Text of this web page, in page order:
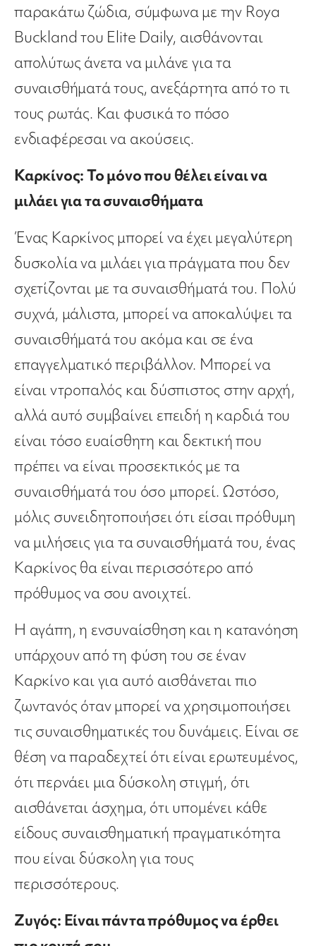
παρακάτω ζώδια, σύμφωνα με την Roya
Buckland του Elite Daily, αισθάνονται
απολύτως άνετα να μιλάνε για τα
συναισθήματά τους, ανεξάρτητα από το τι
τους ρωτάς. Και φυσικά το πόσο
ενδιαφέρεσαι να ακούσεις.
Καρκίνος: Το μόνο που θέλει είναι να
μιλάει για τα συναισθήματα
Ένας Καρκίνος μπορεί να έχει μεγαλύτερη
δυσκολία να μιλάει για πράγματα που δεν
σχετίζονται με τα συναισθήματά του. Πολύ
συχνά, μάλιστα, μπορεί να αποκαλύψει τα
συναισθήματά του ακόμα και σε ένα
επαγγελματικό περιβάλλον. Μπορεί να
είναι ντροπαλός και δύσπιστος στην αρχή,
αλλά αυτό συμβαίνει επειδή η καρδιά του
είναι τόσο ευαίσθητη και δεκτική που
πρέπει να είναι προσεκτικός με τα
συναισθήματά του όσο μπορεί. Ωστόσο,
μόλις συνειδητοποιήσει ότι είσαι πρόθυμη
να μιλήσεις για τα συναισθήματά του, ένας
Καρκίνος θα είναι περισσότερο από
πρόθυμος να σου ανοιχτεί.
Η αγάπη, η ενσυναίσθηση και η κατανόηση
υπάρχουν από τη φύση του σε έναν
Καρκίνο και για αυτό αισθάνεται πιο
ζωντανός όταν μπορεί να χρησιμοποιήσει
τις συναισθηματικές του δυνάμεις. Είναι σε
θέση να παραδεχτεί ότι είναι ερωτευμένος,
ότι περνάει μια δύσκολη στιγμή, ότι
αισθάνεται άσχημα, ότι υπομένει κάθε
είδους συναισθηματική πραγματικότητα
που είναι δύσκολη για τους
περισσότερους.
Ζυγός: Είναι πάντα πρόθυμος να έρθει